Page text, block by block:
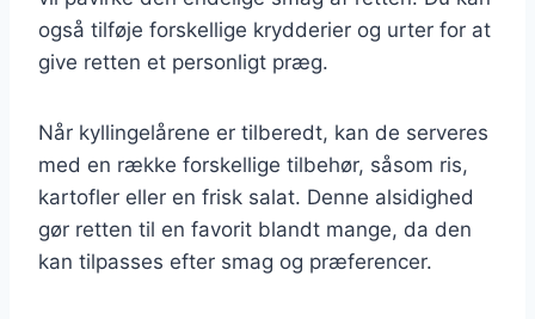
også tilføje forskellige krydderier og urter for at
give retten et personligt præg.
Når kyllingelårene er tilberedt, kan de serveres
med en række forskellige tilbehør, såsom ris,
kartofler eller en frisk salat. Denne alsidighed
gør retten til en favorit blandt mange, da den
kan tilpasses efter smag og præferencer.